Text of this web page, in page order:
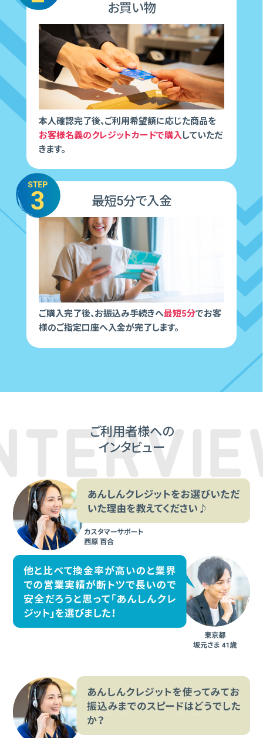
お買い物
本人確認完了後、ご利用希望額に応じた商品を
お客様名義のクレジットカードで購入していただ
きます。
最短5分で入金
ご購⼊完了後、お振込み⼿続きへ最短5分でお客
様のご指定⼝座へ⼊⾦が完了します。
ご利⽤者様への
インタビュー